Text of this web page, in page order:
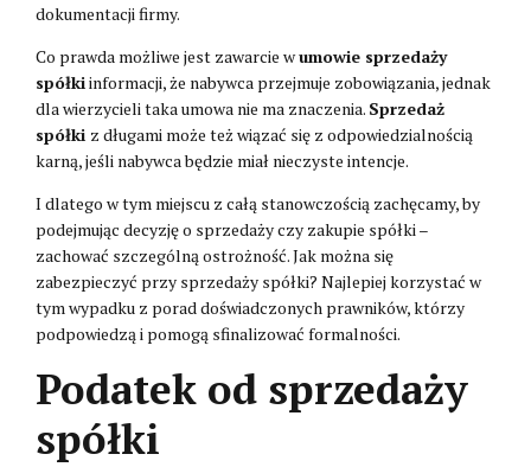
dokumentacji firmy.
Co prawda możliwe jest zawarcie wumowie sprzedaży
spółkiinformacji, że nabywca przejmuje zobowiązania, jednak
dla wierzycieli taka umowa nie ma znaczenia. Sprzedaż
spółki z długami może też wiązać się z odpowiedzialnością
karną, jeśli nabywca będzie miał nieczyste intencje.
I dlatego w tym miejscu z całą stanowczością zachęcamy, by
podejmując decyzję o sprzedaży czy zakupie spółki –
zachować szczególną ostrożność. Jak można się
zabezpieczyć przy sprzedaży spółki? Najlepiej korzystać w
tym wypadku z porad doświadczonych prawników, którzy
podpowiedzą i pomogą sfinalizować formalności.
Podatek od sprzedaży
spółki